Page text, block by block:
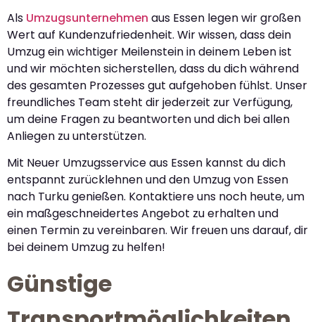
Als Umzugsunternehmen aus Essen legen wir großen
Wert auf Kundenzufriedenheit. Wir wissen, dass dein
Umzug ein wichtiger Meilenstein in deinem Leben ist
und wir möchten sicherstellen, dass du dich während
des gesamten Prozesses gut aufgehoben fühlst. Unser
freundliches Team steht dir jederzeit zur Verfügung,
um deine Fragen zu beantworten und dich bei allen
Anliegen zu unterstützen.
Mit Neuer Umzugsservice aus Essen kannst du dich
entspannt zurücklehnen und den Umzug von Essen
nach Turku genießen. Kontaktiere uns noch heute, um
ein maßgeschneidertes Angebot zu erhalten und
einen Termin zu vereinbaren. Wir freuen uns darauf, dir
bei deinem Umzug zu helfen!
Günstige